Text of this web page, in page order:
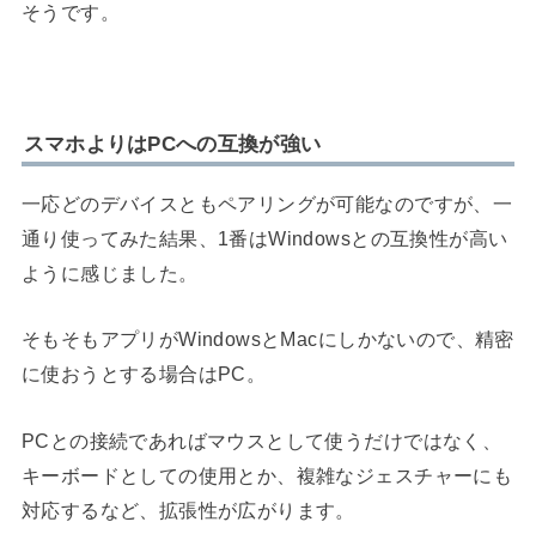
そうです。
スマホよりはPCへの互換が強い
一応どのデバイスともペアリングが可能なのですが、一
通り使ってみた結果、1番はWindowsとの互換性が高い
ように感じました。
そもそもアプリがWindowsとMacにしかないので、精密
に使おうとする場合はPC。
PCとの接続であればマウスとして使うだけではなく、
キーボードとしての使用とか、複雑なジェスチャーにも
対応するなど、拡張性が広がります。